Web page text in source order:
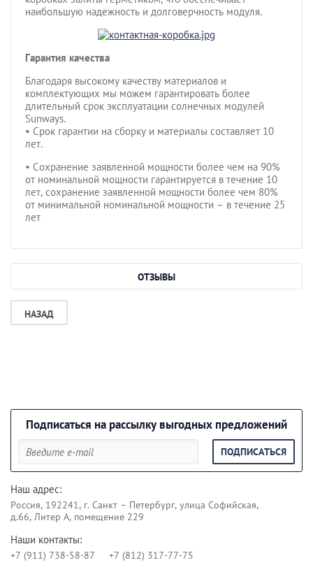
наибольшую надежность и долговерчность модуля.
Гарантия качества
Благодаря высокому качеству материалов и
комплектующих мы можем гарантировать более
длительный срок эксплуатации солнечных модулей
Sunways.
• Срок гарантии на сборку и материалы составляет 10
лет.
• Сохранение заявленной мощности более чем на 90%
от номинальной мощности гарантируется в течение 10
лет, сохранение заявленной мощности более чем 80%
от минимальной номинальной мощности – в течение 25
лет
ОТЗЫВЫ
НАЗАД
Подписаться на рассылку выгодных предложений
ПОДПИСАТЬСЯ
Наш адрес:
Россия, 192241, г. Санкт – Петербург, улица Софийская,
д.66, Литер А, помещение 229
Наши контакты:
+7 (911) 738-58-87 +7 (812) 317-77-75